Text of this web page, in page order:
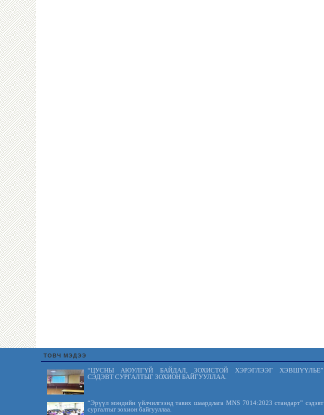
ТОВЧ МЭДЭЭ
“ЦУСНЫ АЮУЛГҮЙ БАЙДАЛ, ЗОХИСТОЙ ХЭРЭГЛЭЭГ ХЭВШҮҮЛЬЕ”
СЭДЭВТ СУРГАЛТЫГ ЗОХИОН БАЙГУУЛЛАА.
“Эрүүл мэндийн үйлчилгээнд тавих шаардлага MNS 7014:2023 стандарт” сэдэвт
сургалтыг зохион байгууллаа.